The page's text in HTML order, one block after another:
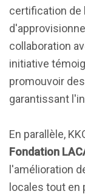
certification de
collaboration
initiative
promouvoir
garantissant
En parallèle,
Fondation
l'amélioration
locales tout en